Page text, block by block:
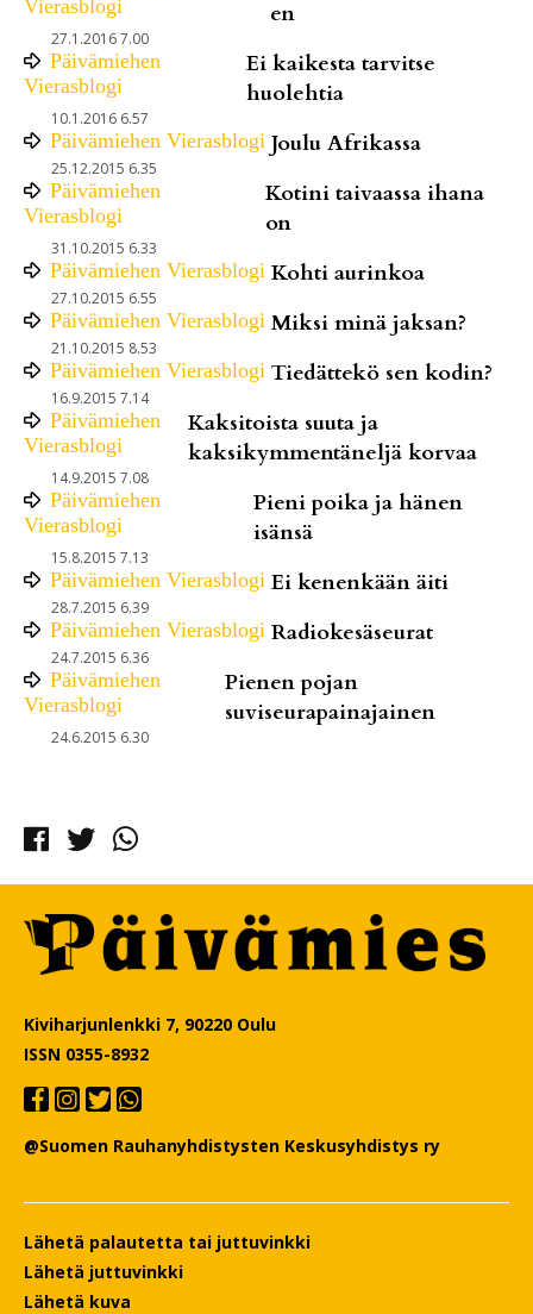
Vierasblogi
en
27.1.2016 7.00
Päivämiehen
Vierasblogi
Ei kaikesta tarvitse
huolehtia
10.1.2016 6.57
Päivämiehen Vierasblogi Joulu Afrikassa
25.12.2015 6.35
Päivämiehen
Vierasblogi
Kotini taivaassa ihana
on
31.10.2015 6.33
Päivämiehen Vierasblogi Kohti aurinkoa
27.10.2015 6.55
Päivämiehen Vierasblogi Miksi minä jaksan?
21.10.2015 8.53
Päivämiehen Vierasblogi Tiedättekö sen kodin?
16.9.2015 7.14
Päivämiehen
Vierasblogi
Kaksitoista suuta ja
kaksikymmentäneljä korvaa
14.9.2015 7.08
Päivämiehen
Vierasblogi
Pieni poika ja hänen
isänsä
15.8.2015 7.13
Päivämiehen Vierasblogi Ei kenenkään äiti
28.7.2015 6.39
Päivämiehen Vierasblogi Radiokesäseurat
24.7.2015 6.36
Päivämiehen
Vierasblogi
Pienen pojan
suviseurapainajainen
24.6.2015 6.30
Facebook
TwitterWhatsapp
Kiviharjunlenkki 7, 90220 Oulu
ISSN 0355-8932
@Suomen Rauhanyhdistysten Keskusyhdistys ry
Lähetä palautetta tai juttuvinkki
Lähetä juttuvinkki
Lähetä kuva